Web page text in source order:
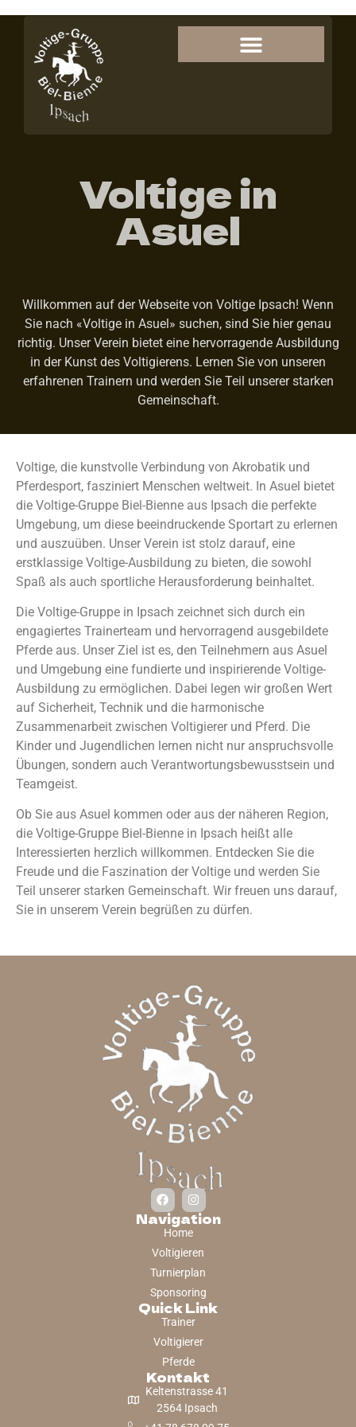
Voltige in
Asuel
Willkommen auf der Webseite von Voltige Ipsach! Wenn
Sie nach «Voltige in Asuel» suchen, sind Sie hier genau
richtig. Unser Verein bietet eine hervorragende Ausbildung
in der Kunst des Voltigierens. Lernen Sie von unseren
erfahrenen Trainern und werden Sie Teil unserer starken
Gemeinschaft.
Voltige, die kunstvolle Verbindung von Akrobatik und
Pferdesport, fasziniert Menschen weltweit. In Asuel bietet
die Voltige-Gruppe Biel-Bienne aus Ipsach die perfekte
Umgebung, um diese beeindruckende Sportart zu erlernen
und auszuüben. Unser Verein ist stolz darauf, eine
erstklassige Voltige-Ausbildung zu bieten, die sowohl
Spaß als auch sportliche Herausforderung beinhaltet.
Die Voltige-Gruppe in Ipsach zeichnet sich durch ein
engagiertes Trainerteam und hervorragend ausgebildete
Pferde aus. Unser Ziel ist es, den Teilnehmern aus Asuel
und Umgebung eine fundierte und inspirierende Voltige-
Ausbildung zu ermöglichen. Dabei legen wir großen Wert
auf Sicherheit, Technik und die harmonische
Zusammenarbeit zwischen Voltigierer und Pferd. Die
Kinder und Jugendlichen lernen nicht nur anspruchsvolle
Übungen, sondern auch Verantwortungsbewusstsein und
Teamgeist.
Ob Sie aus Asuel kommen oder aus der näheren Region,
die Voltige-Gruppe Biel-Bienne in Ipsach heißt alle
Interessierten herzlich willkommen. Entdecken Sie die
Freude und die Faszination der Voltige und werden Sie
Teil unserer starken Gemeinschaft. Wir freuen uns darauf,
Sie in unserem Verein begrüßen zu dürfen.
Navigation
Home
Voltigieren
Turnierplan
Sponsoring
Quick Link
Trainer
Voltigierer
Pferde
Kontakt
Keltenstrasse 41
2564 Ipsach